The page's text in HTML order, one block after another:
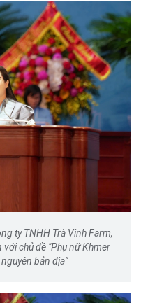
ty TNHH Trà Vinh Farm,
chủ đề "Phụ nữ Khmer
bản địa"